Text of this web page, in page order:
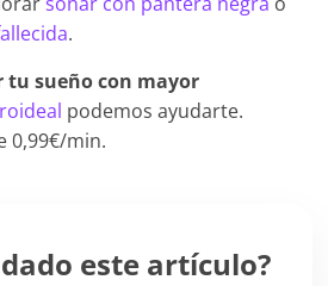
.
sueño con mayor
podemos ayudarte.
0,99€/min.
este artículo?